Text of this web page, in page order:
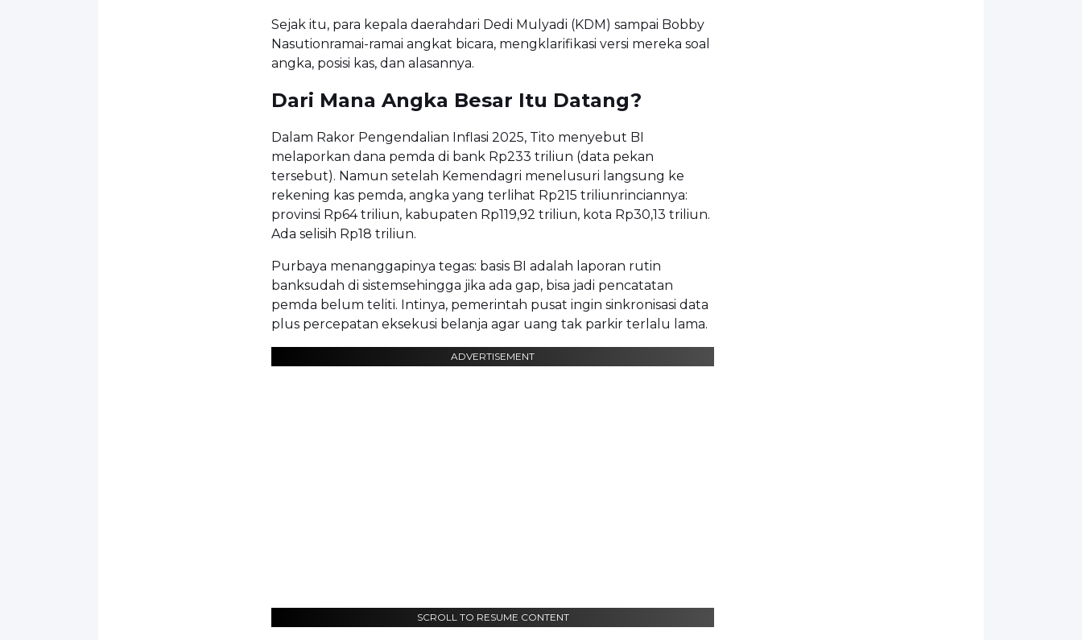
Sejak itu, para kepala daerahdari Dedi Mulyadi (KDM) sampai Bobby
Nasutionramai-ramai angkat bicara, mengklarifikasi versi mereka soal
angka, posisi kas, dan alasannya.
Dari Mana Angka Besar Itu Datang?
Dalam Rakor Pengendalian Inflasi 2025, Tito menyebut BI
melaporkan dana pemda di bank Rp233 triliun (data pekan
tersebut). Namun setelah Kemendagri menelusuri langsung ke
rekening kas pemda, angka yang terlihat Rp215 triliunrinciannya:
provinsi Rp64 triliun, kabupaten Rp119,92 triliun, kota Rp30,13 triliun.
Ada selisih Rp18 triliun.
Purbaya menanggapinya tegas: basis BI adalah laporan rutin
banksudah di sistemsehingga jika ada gap, bisa jadi pencatatan
pemda belum teliti. Intinya, pemerintah pusat ingin sinkronisasi data
plus percepatan eksekusi belanja agar uang tak parkir terlalu lama.
ADVERTISEMENT
SCROLL TO RESUME CONTENT